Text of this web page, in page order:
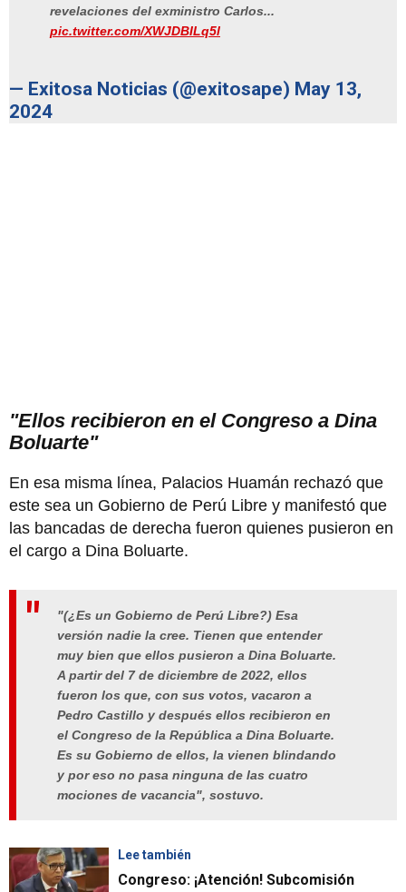
revelaciones del exministro Carlos...
pic.twitter.com/XWJDBILq5l
— Exitosa Noticias (@exitosape) May 13,
2024
"Ellos recibieron en el Congreso a Dina
Boluarte"
En esa misma línea, Palacios Huamán rechazó que
este sea un Gobierno de Perú Libre y manifestó que
las bancadas de derecha fueron quienes pusieron en
el cargo a Dina Boluarte.
"(¿Es un Gobierno de Perú Libre?) Esa
versión nadie la cree. Tienen que entender
muy bien que ellos pusieron a Dina Boluarte.
A partir del 7 de diciembre de 2022, ellos
fueron los que, con sus votos, vacaron a
Pedro Castillo y después ellos recibieron en
el Congreso de la República a Dina Boluarte.
Es su Gobierno de ellos, la vienen blindando
y por eso no pasa ninguna de las cuatro
mociones de vacancia", sostuvo.
Lee también
Congreso: ¡Atención! Subcomisión